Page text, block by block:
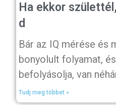
Ha ekkor
d
Bár az IQ mérése és
bonyolult folyamat,
befolyásolja, van
Tudj meg többet »